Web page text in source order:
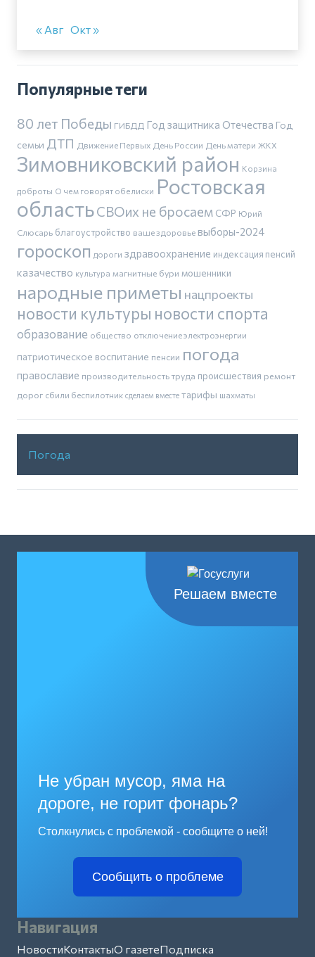
« Авг Окт »
Популярные теги
80 лет Победы ГИБДД Год защитника Отечества Год
семьи ДТП Движение Первых День России День матери ЖКХ
Зимовниковский район Корзина
доброты О чем говорят обелиски Ростовская
областьСВОих не бросаем СФР Юрий
Слюсарь благоустройство ваше здоровье выборы-2024
гороскоп дороги здравоохранение индексация пенсий
казачество культура магнитные бури мошенники
народные приметы нацпроекты
новости культуры новости спорта
образование общество отключение электроэнергии
патриотическое воспитание пенсии погода
православие производительность труда происшествия ремонт
дорог сбили беспилотник сделаем вместе тарифы шахматы
Погода
Решаем вместе
Не убран мусор, яма на
дороге, не горит фонарь?
Столкнулись с проблемой - сообщите о ней!
Сообщить о проблеме
Навигация
НовостиКонтактыО газетеПодписка